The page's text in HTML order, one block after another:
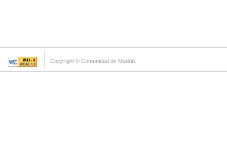
Copyright © Comunidad de Madrid.